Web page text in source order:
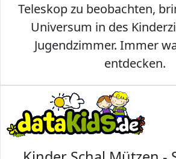
Teleskop zu beobachten,
Universum in des
Jugendzimmer. Immer
entdecken.